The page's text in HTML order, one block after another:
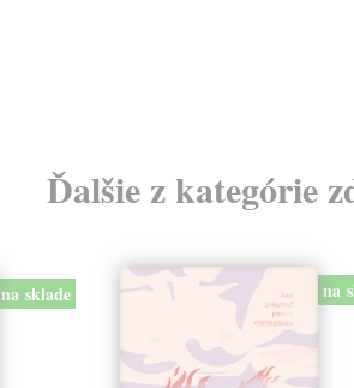
Ďalšie z kategórie
na sklade na